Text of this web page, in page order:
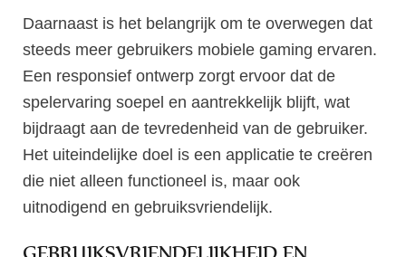
Daarnaast is het belangrijk om te overwegen dat
steeds meer gebruikers mobiele gaming ervaren.
Een responsief ontwerp zorgt ervoor dat de
spelervaring soepel en aantrekkelijk blijft, wat
bijdraagt aan de tevredenheid van de gebruiker.
Het uiteindelijke doel is een applicatie te creëren
die niet alleen functioneel is, maar ook
uitnodigend en gebruiksvriendelijk.